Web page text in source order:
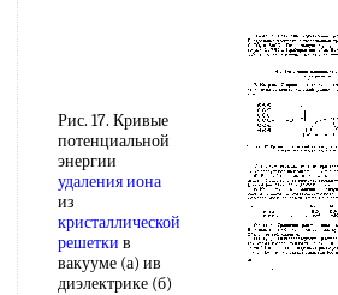
Рис. 17. Кривые
потенциальной
энергии
удаления иона
из
кристаллической
решетки в
вакууме (а) ив
диэлектрике (б)